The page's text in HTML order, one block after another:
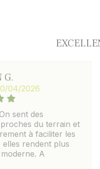
G.
04/2026
sent des
du terrain et
à faciliter les
elles rendent plus
A